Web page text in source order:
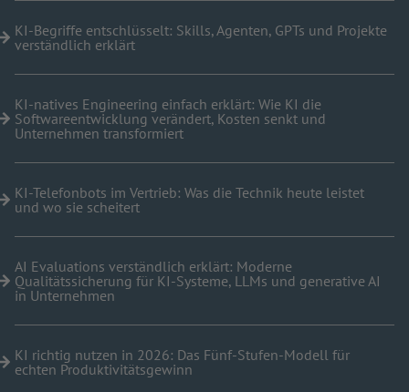
KI-Begriffe entschlüsselt: Skills, Agenten, GPTs und Projekte
verständlich erklärt
KI-natives Engineering einfach erklärt: Wie KI die
Softwareentwicklung verändert, Kosten senkt und
Unternehmen transformiert
KI-Telefonbots im Vertrieb: Was die Technik heute leistet
und wo sie scheitert
AI Evaluations verständlich erklärt: Moderne
Qualitätssicherung für KI-Systeme, LLMs und generative AI
in Unternehmen
KI richtig nutzen in 2026: Das Fünf-Stufen-Modell für
echten Produktivitätsgewinn